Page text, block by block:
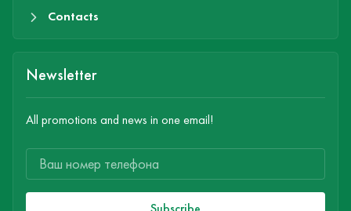
Contacts
Newsletter
All promotions and news in one email!
Subscribe